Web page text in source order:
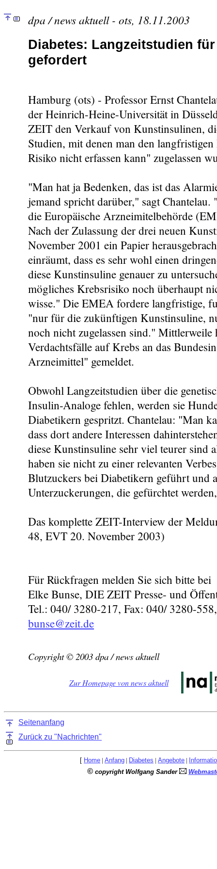
dpa / news aktuell - ots, 18.11.2003
Diabetes: Langzeitstudien
gefordert
Hamburg (ots) - Professor Ernst
der Heinrich-Heine-Universität in
ZEIT den Verkauf von Kunstinsulinen,
Studien, mit denen man den langfristigen
Risiko nicht erfassen kann" zugelassen
"Man hat ja Bedenken, das ist das
jemand spricht darüber," sagt Chantelau.
die Europäische Arzneimitelbehörde
Nach der Zulassung der drei neuen
November 2001 ein Papier
einräumt, dass es sehr wohl einen
diese Kunstinsuline genauer zu
mögliches Krebsrisiko noch überhaupt
wisse." Die EMEA fordere langfristige,
"nur für die zukünftigen Kunstinsuline,
noch nicht zugelassen sind." Mittlerweile
Verdachtsfälle auf Krebs an das
Arzneimittel" gemeldet.
Obwohl Langzeitstudien über die
Insulin-Analoge fehlen, werden sie
Diabetikern gespritzt. Chantelau: "Man
dass dort andere Interessen
diese Kunstinsuline sehr viel teurer sind
haben sie nicht zu einer relevanten
Blutzuckers bei Diabetikern geführt und
Unterzuckerungen, die gefürchtet
Das komplette ZEIT-Interview der
48, EVT 20. November 2003)
Für Rückfragen melden Sie sich bitte bei
Elke Bunse, DIE ZEIT Presse- und
Tel.: 040/ 3280-217, Fax: 040/ 3280-
bunse@zeit.de
Copyright © 2003 dpa / news aktuell
Zur Homepage von news aktuell
Seitenanfang
Zurück zu "Nachrichten"
[ Home | Anfang | Diabetes | Angebote |
© copyright Wolfgang Sander